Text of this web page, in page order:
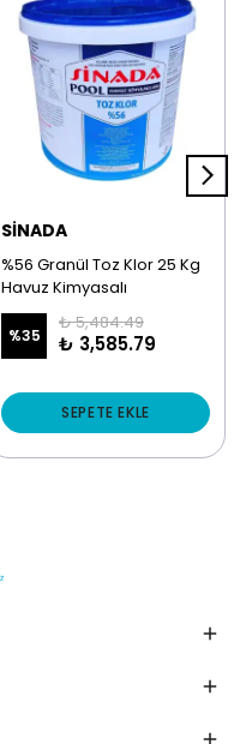
SİNADA
%56 Granül Toz Klor 25 Kg
Havuz Kimyasalı
%35
₺ 5,484.49
₺ 3,585.79
SEPETE EKLE